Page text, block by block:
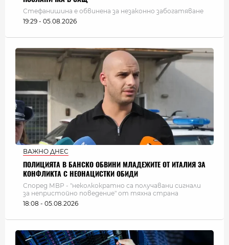
Стефанишина е обвинена за незаконно забогатяване
19:29 - 05.08.2026
ВАЖНО ДНЕС
ПОЛИЦИЯТА В БАНСКО ОБВИНИ МЛАДЕЖИТЕ ОТ ИТАЛИЯ ЗА
КОНФЛИКТА С НЕОНАЦИСТКИ ОБИДИ
Според МВР - "неколкократно са получавани сигнали
за непристойно поведение" от тяхна страна
18:08 - 05.08.2026